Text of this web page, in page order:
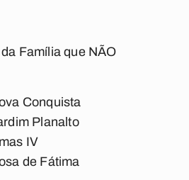
Família que NÃO
Conquista
Planalto
IV
de Fátima